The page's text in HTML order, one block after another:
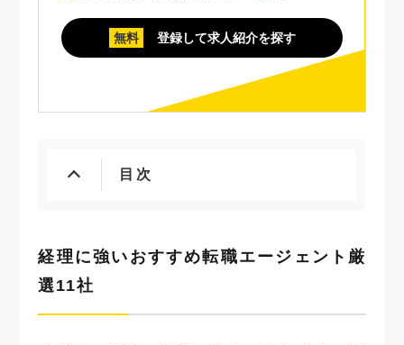
無料 登録して求人紹介を探す
目次
経理に強いおすすめ転職エージェント厳
選11社